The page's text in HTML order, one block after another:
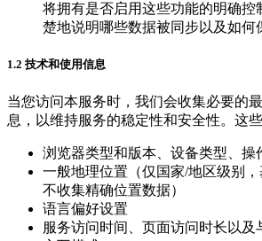
将拥有是否启用这些功能的明确控
楚地说明哪些数据被同步以及如何
1.2 技术和使用信息
当您访问本服务时，我们会收集必要的
息，以维持服务的稳定性和安全性。这
浏览器类型和版本、设备类型、操
一般地理位置（仅国家/地区级别，
不收集精确位置数据）
语言偏好设置
服务访问时间、页面访问时长以及